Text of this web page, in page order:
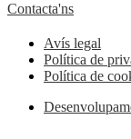
Contacta'ns
Avís legal
Política de
Política de